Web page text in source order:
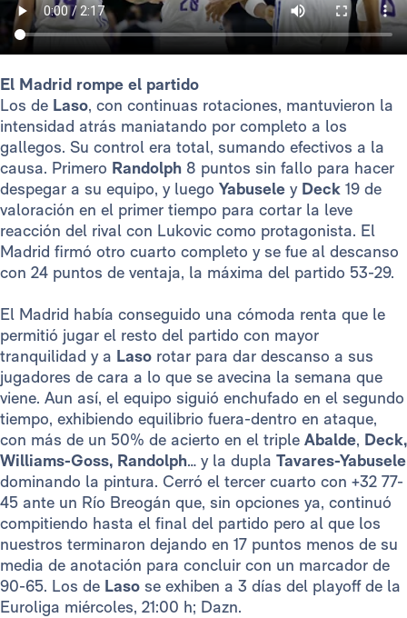
El Madrid rompe el partido
Los de Laso, con continuas rotaciones, mantuvieron la
intensidad atrás maniatando por completo a los
gallegos. Su control era total, sumando efectivos a la
causa. Primero Randolph 8 puntos sin fallo para hacer
despegar a su equipo, y luego Yabusele y Deck 19 de
valoración en el primer tiempo para cortar la leve
reacción del rival con Lukovic como protagonista. El
Madrid firmó otro cuarto completo y se fue al descanso
con 24 puntos de ventaja, la máxima del partido 53-29.
El Madrid había conseguido una cómoda renta que le
permitió jugar el resto del partido con mayor
tranquilidad y a Laso rotar para dar descanso a sus
jugadores de cara a lo que se avecina la semana que
viene. Aun así, el equipo siguió enchufado en el segundo
tiempo, exhibiendo equilibrio fuera-dentro en ataque,
con más de un 50% de acierto en el triple Abalde, Deck,
Williams-Goss, Randolph… y la dupla Tavares-Yabusele
dominando la pintura. Cerró el tercer cuarto con +32 77-
45 ante un Río Breogán que, sin opciones ya, continuó
compitiendo hasta el final del partido pero al que los
nuestros terminaron dejando en 17 puntos menos de su
media de anotación para concluir con un marcador de
90-65. Los de Laso se exhiben a 3 días del playoff de la
Euroliga miércoles, 21:00 h; Dazn.